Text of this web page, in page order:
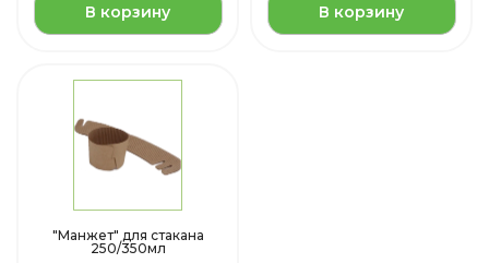
В корзину В корзину
"Манжет" для стакана
250/350мл